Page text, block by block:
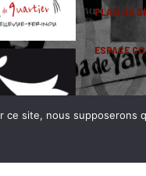
PLAN DU
ESPACE
ce site, nous supposerons